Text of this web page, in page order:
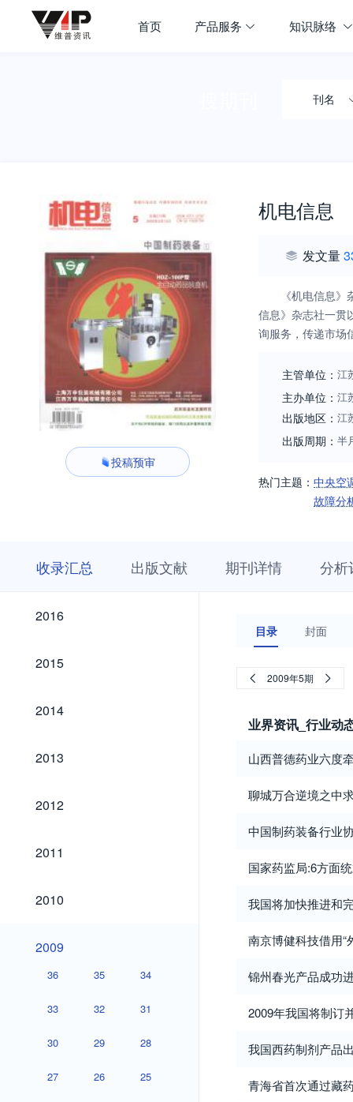
首页 产品服务 知识脉络
刊名
投稿预审
机电信息
发文量
《机电信息
信息》杂志社一贯
询服务，传递市场
主管单位： 江
主办单位： 江
出版地区： 江
出版周期： 半
热门主题： 中央空
故障分
收录汇总 出版文献 期刊详情 分析
2016
2016
2015
2015
2014
2014
2013
2013
2012
2012
2011
2011
2010
2010
2009
2009
36 35 34
33 32 31
30 29 28
27 26 25
目录 封面
2009年5期
业界资讯_行业动
山西普德药业六度
聊城万合逆境之中
中国制药装备行业
国家药监局:6方面
我国将加快推进和
南京博健科技借用“
锦州春光产品成功
2009年我国将制订
我国西药制剂产品
青海省首次通过藏